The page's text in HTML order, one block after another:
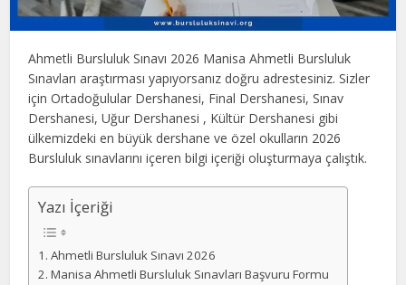
Ahmetli Bursluluk Sınavı 2026 Manisa Ahmetli Bursluluk
Sınavları araştırması yapıyorsanız doğru adrestesiniz. Sizler
için Ortadoğulular Dershanesi, Final Dershanesi, Sınav
Dershanesi, Uğur Dershanesi , Kültür Dershanesi gibi
ülkemizdeki en büyük dershane ve özel okulların 2026
Bursluluk sınavlarını içeren bilgi içeriği oluşturmaya çalıştık.
Yazı İçeriği
Ahmetli Bursluluk Sınavı 2026
Manisa Ahmetli Bursluluk Sınavları Başvuru Formu